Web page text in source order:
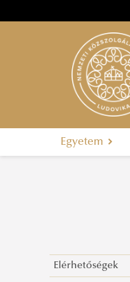
Egyetem
Elérhetőségek